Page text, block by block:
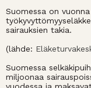
Suomessa on
sairauksien takia.
(lähde:
Suomessa
miljoonaa